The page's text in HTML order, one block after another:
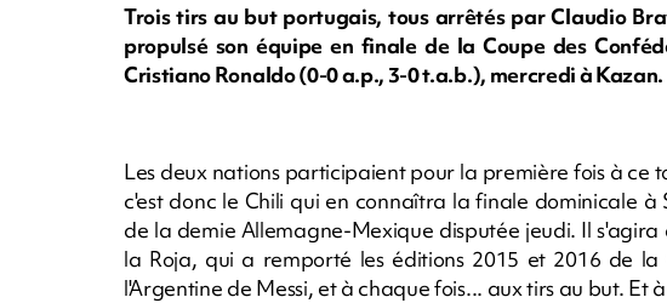
Trois tirs au but portugais, tous arrêtés par Claudio
propulsé son équipe en finale de la Coupe des
Cristiano Ronaldo (0-0 a.p., 3-0 t.a.b.), mercredi à Kazan.
Les deux nations participaient pour la première fois à ce
c'est donc le Chili qui en connaîtra la finale dominicale
de la demie Allemagne-Mexique disputée jeudi. Il
la Roja, qui a remporté les éditions 2015 et 2016 de
l'Argentine de Messi, et à chaque fois... aux tirs au but. Et